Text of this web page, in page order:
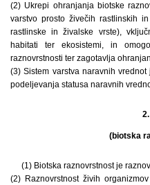
(2) Ukrepi ohranjanja biotske
varstvo prosto živečih rastlinskih
rastlinske in živalske vrste),
habitati ter ekosistemi, in
raznovrstnosti ter zagotavlja
(3) Sistem varstva naravnih
podeljevanja statusa naravnih
(biotska
(1) Biotska raznovrstnost je
(2) Raznovrstnost živih